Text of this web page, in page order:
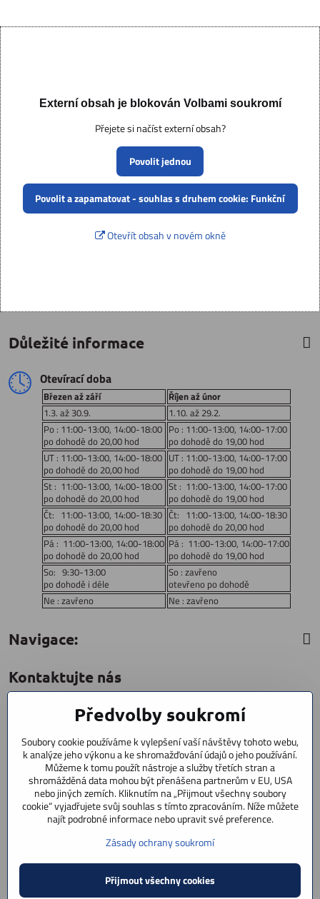
Externí obsah je blokován Volbami soukromí
Přejete si načíst externí obsah?
Povolit jednou
Povolit a zapamatovat - souhlas s druhem cookie: Funkční
Otevřít obsah v novém okně
Důležité informace
Otevírací doba
Březen až září
Říjen až únor
1.3. až 30.9.
1.10. až 29.2.
Po : 11:00-13:00, 14:00-18:00
po dohodě do 20,00 hod
Po : 11:00-13:00, 14:00-17:00
po dohodě do 19,00 hod
UT : 11:00-13:00, 14:00-18:00
po dohodě do 20,00 hod
UT : 11:00-13:00, 14:00-17:00
po dohodě do 19,00 hod
St : 11:00-13:00, 14:00-18:00
po dohodě do 20,00 hod
St : 11:00-13:00, 14:00-17:00
po dohodě do 19,00 hod
Čt: 11:00-13:00, 14:00-18:30
po dohodě do 20,00 hod
Čt: 11:00-13:00, 14:00-18:30
po dohodě do 20,00 hod
Pá : 11:00-13:00, 14:00-18:00
po dohodě do 20,00 hod
Pá : 11:00-13:00, 14:00-17:00
po dohodě do 19,00 hod
So: 9:30-13:00
po dohodě i déle
So : zavřeno
otevřeno po dohodě
Ne : zavřeno
Ne : zavřeno
Navigace:
Kontaktujte nás
CYCLESTAR s​.r​.o​.
Praha 5 Radotín
153 00
+420 602 856 404
+420 723 603 807
servis
info​@cyclestar​.cz
©2026CopyrightPředvolby soukromíZásady ochrany soukromí
Předvolby soukromí
Soubory cookie používáme k vylepšení vaší návštěvy tohoto webu,
k analýze jeho výkonu a ke shromažďování údajů o jeho používání.
Můžeme k tomu použít nástroje a služby třetích stran a
shromážděná data mohou být přenášena partnerům v EU, USA
nebo jiných zemích. Kliknutím na „Přijmout všechny soubory
cookie“ vyjadřujete svůj souhlas s tímto zpracováním. Níže můžete
najít podrobné informace nebo upravit své preference.
Zásady ochrany soukromí
Přijmout všechny cookies